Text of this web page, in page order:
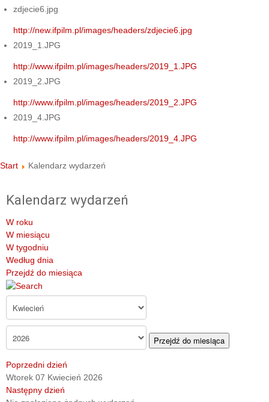
zdjecie6.jpg
http://new.ifpilm.pl/images/headers/zdjecie6.jpg
2019_1.JPG
http://www.ifpilm.pl/images/headers/2019_1.JPG
2019_2.JPG
http://www.ifpilm.pl/images/headers/2019_2.JPG
2019_4.JPG
http://www.ifpilm.pl/images/headers/2019_4.JPG
Start Kalendarz wydarzeń
Kalendarz wydarzeń
W roku
W miesiącu
W tygodniu
Według dnia
Przejdź do miesiąca
Przejdź do miesiąca
Poprzedni dzień
Wtorek 07 Kwiecień 2026
Następny dzień